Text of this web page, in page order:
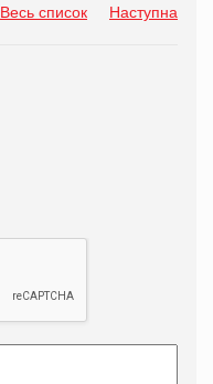
Весь список Наступна